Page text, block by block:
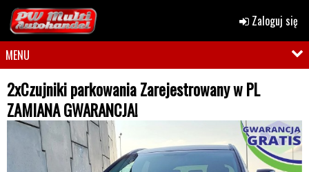
Zaloguj się
MENU
2xCzujniki parkowania Zarejestrowany w PL
ZAMIANA GWARANCJA!